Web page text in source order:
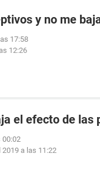
y no me
17:58
12:26
el efecto de
00:02
2019 a las 11:22